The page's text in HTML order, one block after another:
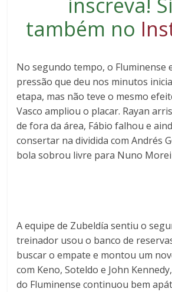
também no
No segundo tempo, o Fluminense
pressão que deu nos minutos
etapa, mas não teve o mesmo
Vasco ampliou o placar. Rayan
de fora da área, Fábio falhou e
consertar na dividida com Andrés
bola sobrou livre para Nuno
A equipe de Zubeldía sentiu o
treinador usou o banco de
buscar o empate e montou um
com Keno, Soteldo e John
do Fluminense continuou bem